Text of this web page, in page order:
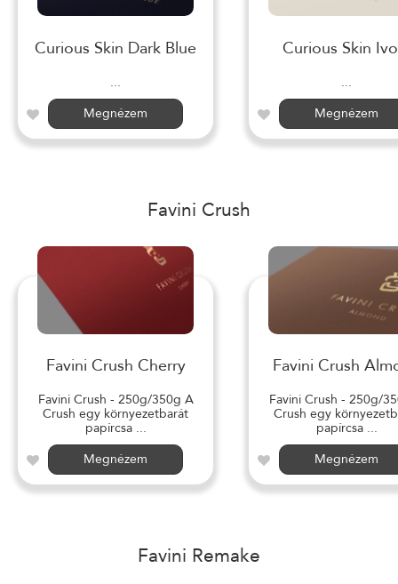
Curious Skin Dark Blue
...
Megnézem
Curious Skin
...
Megnézem
Favini Crush
Favini Crush Cherry
Favini Crush - 250g/350g A
Crush egy környezetbarát
papírcsa ...
Megnézem
Favini Crush
Favini Crush - 250g/
Crush egy
papírcsa ...
Megnézem
Favini Remake